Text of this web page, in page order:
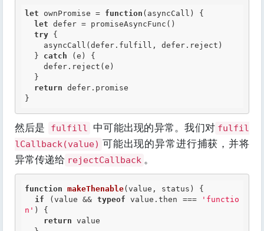
let ownPromise = function (asyncCall)
{
let defer = promiseAsyncFunc()
try {
  }
catch (e) {
return defer.promise
然后是 fulfill 中可能出现的异常。我们对 fulfil
lCallback(value) 可能出现的异常进行捕获，并将
异常传递给 rejectCallback 。
function makeThenable(value, status)
{
if (value && typeof value.then ===
'functio
n' ) {
return value